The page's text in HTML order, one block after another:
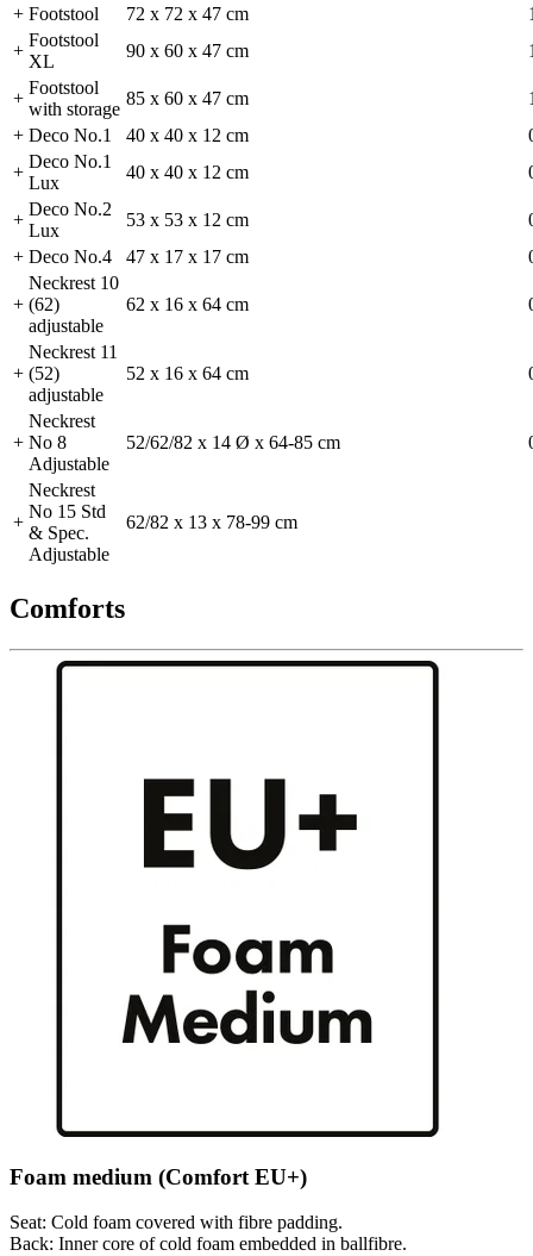
+ Footstool 72 x 72 x 47 cm
+
Footstool
XL
90 x 60 x 47 cm
+
Footstool
with storage
85 x 60 x 47 cm
+ Deco No.1 40 x 40 x 12 cm
+
Deco No.1
Lux
40 x 40 x 12 cm
+
Deco No.2
Lux
53 x 53 x 12 cm
+ Deco No.4 47 x 17 x 17 cm
+
Neckrest 10
(62)
adjustable
62 x 16 x 64 cm
+
Neckrest 11
(52)
adjustable
52 x 16 x 64 cm
+
Neckrest
No 8
Adjustable
52/62/82 x 14 Ø x 64-85 cm
+
Neckrest
No 15 Std
& Spec.
Adjustable
62/82 x 13 x 78-99 cm
Comforts
Foam medium (Comfort EU+)
Seat: Cold foam covered with fibre padding.
Back: Inner core of cold foam embedded in ballfibre.